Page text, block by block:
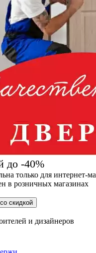
до -40%
только для интернет-
в розничных магазинах
скидкой
и дизайнеров